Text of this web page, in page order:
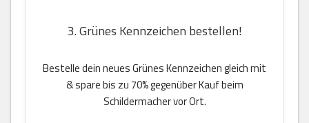
3. Grünes Kennzeichen bestellen!
Bestelle dein neues Grünes Kennzeichen gleich mit
& spare bis zu 70% gegenüber Kauf beim
Schildermacher vor Ort.